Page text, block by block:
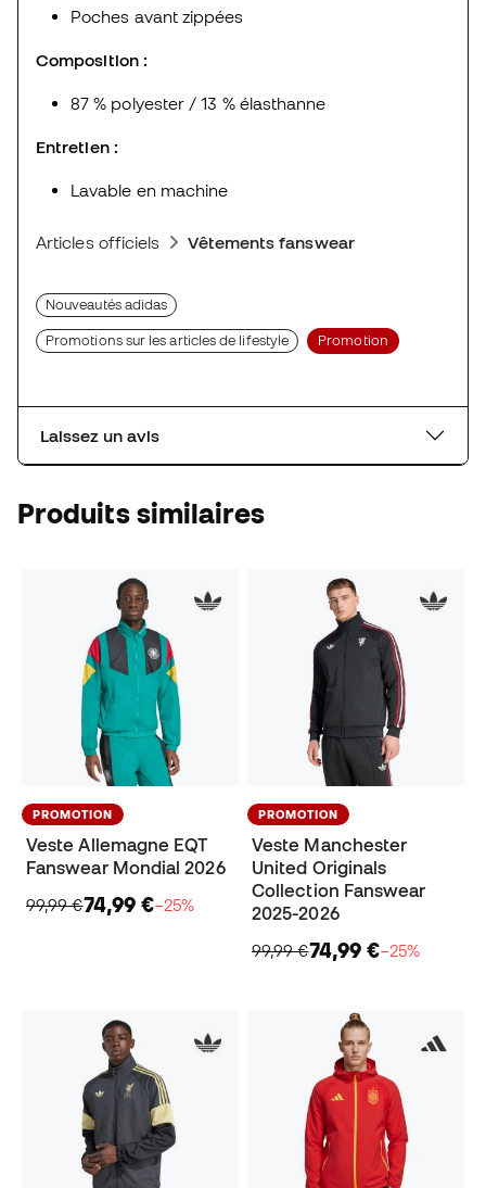
Poches avant zippées
Composition :
87 % polyester / 13 % élasthanne
Entretien :
Lavable en machine
Articles officiels Vêtements fanswear
Nouveautés adidas
Promotions sur les articles de lifestyle Promotion
Laissez un avis
Produits similaires
PROMOTION
Veste Allemagne EQT
Fanswear Mondial 2026
99,99 €74,99 €−25%
PROMOTION
Veste Manchester
United Originals
Collection Fanswear
2025-2026
99,99 €74,99 €−25%